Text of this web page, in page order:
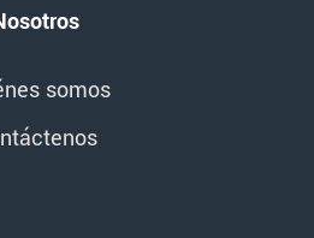
somos